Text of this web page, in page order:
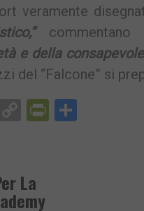
veramente
commentano
e della
del “Falcone” si
EmailCopy
La